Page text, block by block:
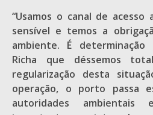
“Usamos o canal de
sensível e temos a
ambiente. É
Richa que déssemos
regularização desta
operação, o porto passa
autoridades ambientais